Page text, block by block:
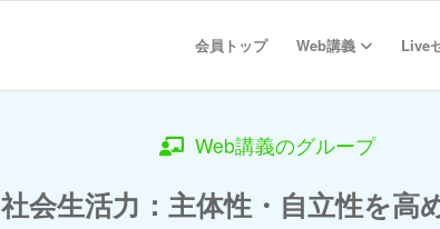
会員トップ Web講義 Live
Web講義のグループ
社会生活力：主体性・自立性を高